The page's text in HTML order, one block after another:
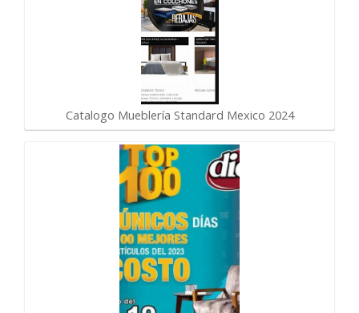
Catalogo Mueblería Standard Mexico 2024